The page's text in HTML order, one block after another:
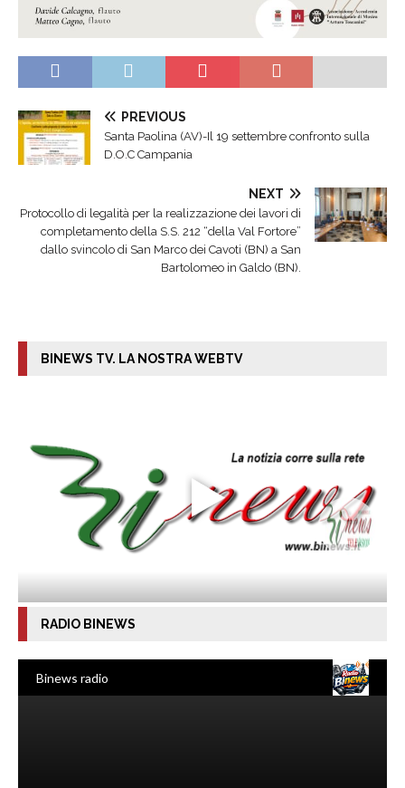
PREVIOUS
Santa Paolina (AV)-Il 19 settembre confronto sulla
D.O.C Campania
NEXT
Protocollo di legalità per la realizzazione dei lavori di
completamento della S.S. 212 “della Val Fortore”
dallo svincolo di San Marco dei Cavoti (BN) a San
Bartolomeo in Galdo (BN).
BINEWS TV. LA NOSTRA WEBTV
RADIO BINEWS